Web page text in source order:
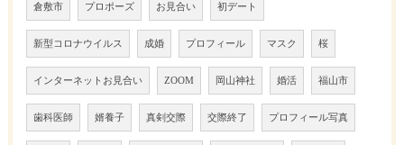
倉敷市 プロポーズ お見合い 初デート
新型コロナウイルス 成婚 プロフィール マスク 桜
インターネットお見合い ZOOM 岡山神社 婚活 福山市
歯科医師 婿養子 真剣交際 交際終了 プロフィール写真